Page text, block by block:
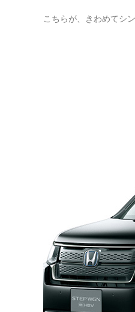
こちらが、きわめてシ